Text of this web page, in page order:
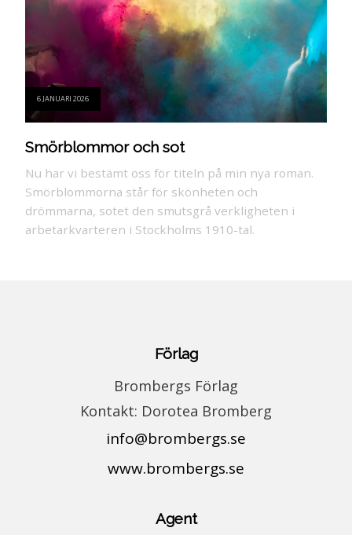
6 JANUARI 2026
Smörblommor och sot
Nu har vi bestämt oss för titeln på min nya roman.
Smörblommorna står för skönheten och
drömmarna, sotet den smutsgrå verkligheten i
arbetarkvarteren i Stockholms 1910-tal.
Förlag
Brombergs Förlag
Kontakt: Dorotea Bromberg
info@brombergs.se
www.brombergs.se
Agent